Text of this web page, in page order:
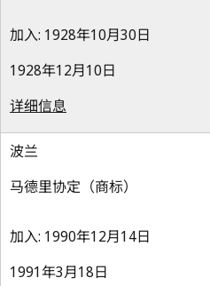
加入: 1928年10月30日
1928年12月10日
详细信息
波兰
马德里协定（商标）
加入: 1990年12月14日
1991年3月18日